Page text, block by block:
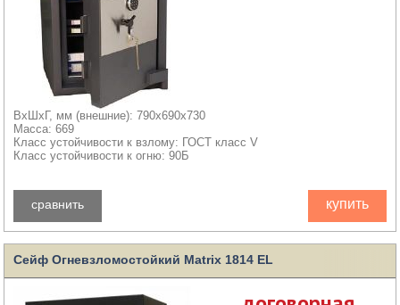
ВхШхГ, мм (внешние): 790x690x730
Масса: 669
Класс устойчивости к взлому: ГОСТ класс V
Класс устойчивости к огню: 90Б
купить
сравнить
Сейф Огневзломостойкий Matrix 1814 EL